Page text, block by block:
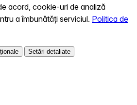
acord, cookie-uri de analiză
a îmbunătăți serviciul. Politica de
Setări detaliate